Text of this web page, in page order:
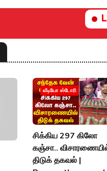
வீடியோ ஸ்டோரி
சிக்கிய 297 கிலோ
கஞ்சா..
திடுக் தகவல் |